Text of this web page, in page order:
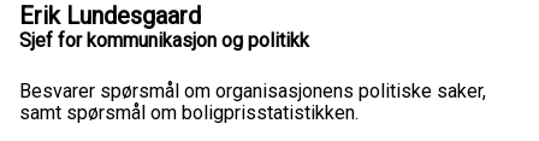
Erik Lundesgaard
Sjef for kommunikasjon og politikk
Besvarer spørsmål om organisasjonens politiske saker,
samt spørsmål om boligprisstatistikken.